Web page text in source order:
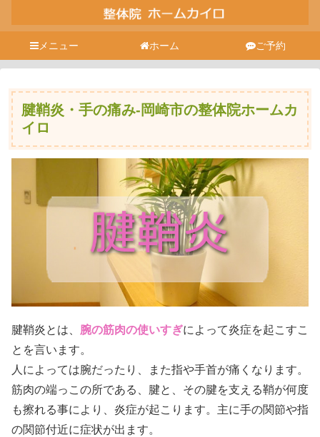
メニュー ホーム ご予約
腱鞘炎・手の痛み-岡崎市の整体院ホームカ
イロ
腱鞘炎とは、 腕の筋肉の使いすぎによって炎症を起こすこ
とを言います。
人によっては腕だったり、また指や手首が痛くなります。
筋肉の端っこの所である、腱と、その腱を支える鞘が何度
も擦れる事により、炎症が起こります。主に手の関節や指
の関節付近に症状が出ます。